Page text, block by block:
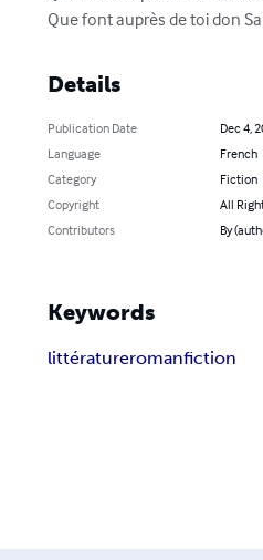
Que font auprès de toi don
Details
Publication Date
Dec 4,
Language
French
Category
Fiction
Copyright
All
Contributors
By
Keywords
littératureromanfiction